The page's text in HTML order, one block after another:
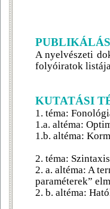
A nyelvészeti
folyóiratok
KUTATÁSI
1. téma:
1.a. altéma:
1.b. altéma:
2. téma: Szintaxis
2. a. altéma: A
paraméterek”
2. b. altéma: